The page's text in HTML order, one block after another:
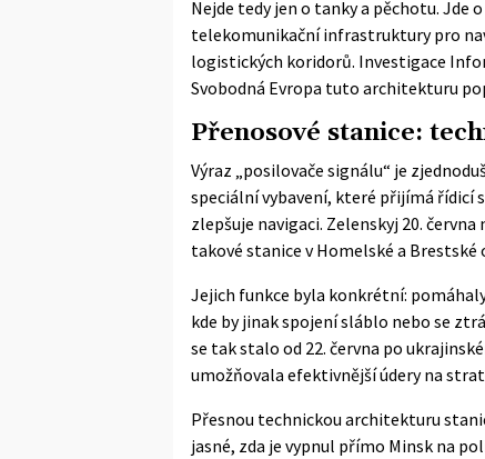
Nejde tedy jen o tanky a pěchotu. Jde
telekomunikační infrastruktury pro
logistických koridorů. Investigace
Svobodná Evropa tuto architekturu
Přenosové stanice:
Výraz „posilovače signálu“ je
speciální vybavení, které přijímá řídicí
zlepšuje navigaci. Zelenskyj 20. června
takové stanice v Homelské a Brestské
Jejich funkce byla konkrétní:
kde by jinak spojení sláblo nebo se
se tak stalo od 22. června po
umožňovala efektivnější údery na
Přesnou technickou architekturu
jasné, zda je vypnul přímo Minsk na